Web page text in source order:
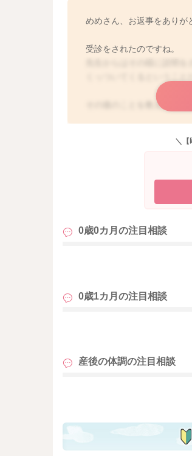
めめさん、お返事をありが
受診をされたのですね。
その後のことを教えてく
＼【
0歳0カ月の注目相談
0歳1カ月の注目相談
産後の体調の注目相談